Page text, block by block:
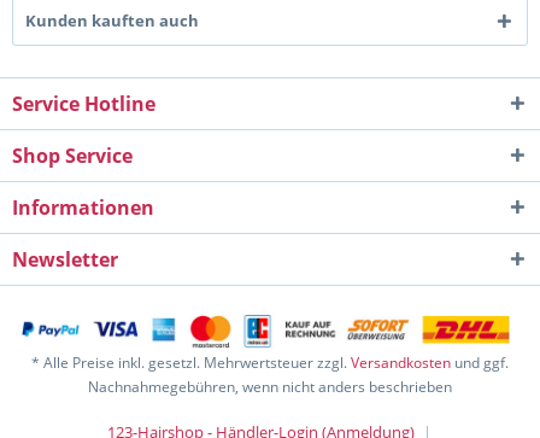
Kunden kauften auch
Service Hotline
Shop Service
Informationen
Newsletter
* Alle Preise inkl. gesetzl. Mehrwertsteuer zzgl.Versandkosten und ggf.
Nachnahmegebühren, wenn nicht anders beschrieben
123-Hairshop - Händler-Login (Anmeldung)